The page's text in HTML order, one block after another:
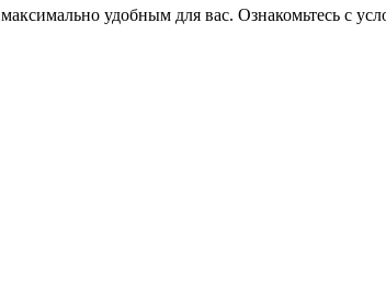
удобным для вас. Ознакомьтесь с